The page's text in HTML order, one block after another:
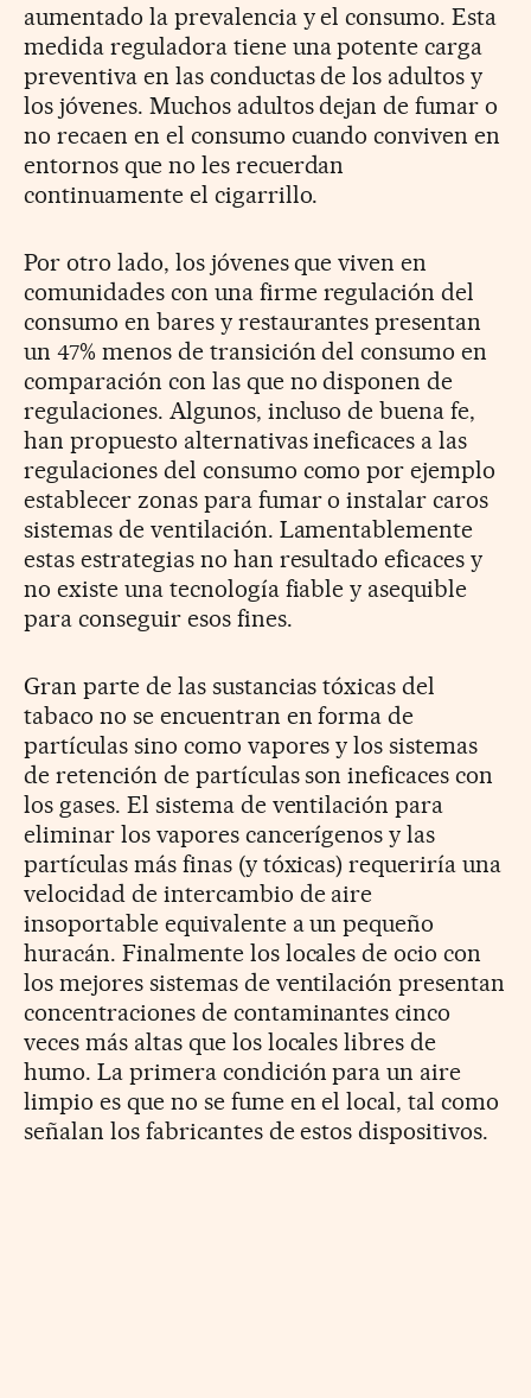
aumentado la prevalencia y el consumo. Esta
medida reguladora tiene una potente carga
preventiva en las conductas de los adultos y
los jóvenes. Muchos adultos dejan de fumar o
no recaen en el consumo cuando conviven en
entornos que no les recuerdan
continuamente el cigarrillo.
Por otro lado, los jóvenes que viven en
comunidades con una firme regulación del
consumo en bares y restaurantes presentan
un 47% menos de transición del consumo en
comparación con las que no disponen de
regulaciones. Algunos, incluso de buena fe,
han propuesto alternativas ineficaces a las
regulaciones del consumo como por ejemplo
establecer zonas para fumar o instalar caros
sistemas de ventilación. Lamentablemente
estas estrategias no han resultado eficaces y
no existe una tecnología fiable y asequible
para conseguir esos fines.
Gran parte de las sustancias tóxicas del
tabaco no se encuentran en forma de
partículas sino como vapores y los sistemas
de retención de partículas son ineficaces con
los gases. El sistema de ventilación para
eliminar los vapores cancerígenos y las
partículas más finas (y tóxicas) requeriría una
velocidad de intercambio de aire
insoportable equivalente a un pequeño
huracán. Finalmente los locales de ocio con
los mejores sistemas de ventilación presentan
concentraciones de contaminantes cinco
veces más altas que los locales libres de
humo. La primera condición para un aire
limpio es que no se fume en el local, tal como
señalan los fabricantes de estos dispositivos.